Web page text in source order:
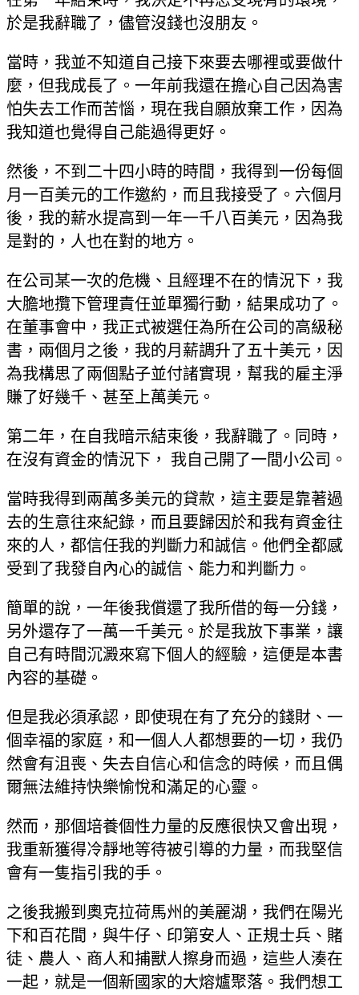
於是我辭職了，儘管沒錢也沒朋友。
當時，我並不知道自己接下來要去哪裡或要做什
麼，但我成長了。一年前我還在擔心自己因為害
怕失去工作而苦惱，現在我自願放棄工作，因為
我知道也覺得自己能過得更好。
然後，不到二十四小時的時間，我得到一份每個
月一百美元的工作邀約，而且我接受了。六個月
後，我的薪水提高到一年一千八百美元，因為我
是對的，人也在對的地方。
在公司某一次的危機、且經理不在的情況下，我
大膽地攬下管理責任並單獨行動，結果成功了。
在董事會中，我正式被選任為所在公司的高級秘
書，兩個月之後，我的月薪調升了五十美元，因
為我構思了兩個點子並付諸實現，幫我的雇主淨
賺了好幾千、甚至上萬美元。
第二年，在自我暗示結束後，我辭職了。同時，
在沒有資金的情況下， 我自己開了一間小公司。
當時我得到兩萬多美元的貸款，這主要是靠著過
去的生意往來紀錄，而且要歸因於和我有資金往
來的人，都信任我的判斷力和誠信。他們全都感
受到了我發自內心的誠信、能力和判斷力。
簡單的說，一年後我償還了我所借的每一分錢，
另外還存了一萬一千美元。於是我放下事業，讓
自己有時間沉澱來寫下個人的經驗，這便是本書
內容的基礎。
但是我必須承認，即使現在有了充分的錢財、一
個幸福的家庭，和一個人人都想要的一切，我仍
然會有沮喪、失去自信心和信念的時候，而且偶
爾無法維持快樂愉悅和滿足的心靈。
然而，那個培養個性力量的反應很快又會出現，
我重新獲得冷靜地等待被引導的力量，而我堅信
會有一隻指引我的手。
之後我搬到奧克拉荷馬州的美麗湖，我們在陽光
下和百花間，與牛仔、印第安人、正規士兵、賭
徒、農人、商人和捕獸人擦身而過，這些人湊在
一起，就是一個新國家的大熔爐聚落。我們想工